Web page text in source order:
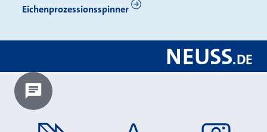
Eichenprozessionsspinner
NEUSS.DE
Chatbot laden?